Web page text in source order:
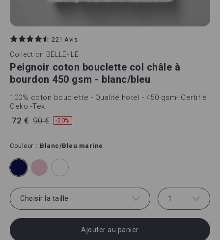
221 Avis
Collection BELLE-ILE
Peignoir coton bouclette col châle à
bourdon 450 gsm - blanc/bleu
100% coton bouclette - Qualité hotel - 450 gsm- Certifié
Oeko -Tex
72 € 90 € -20%
Couleur Blanc/Bleu marine
Choisir la taille 1
Ajouter au panier